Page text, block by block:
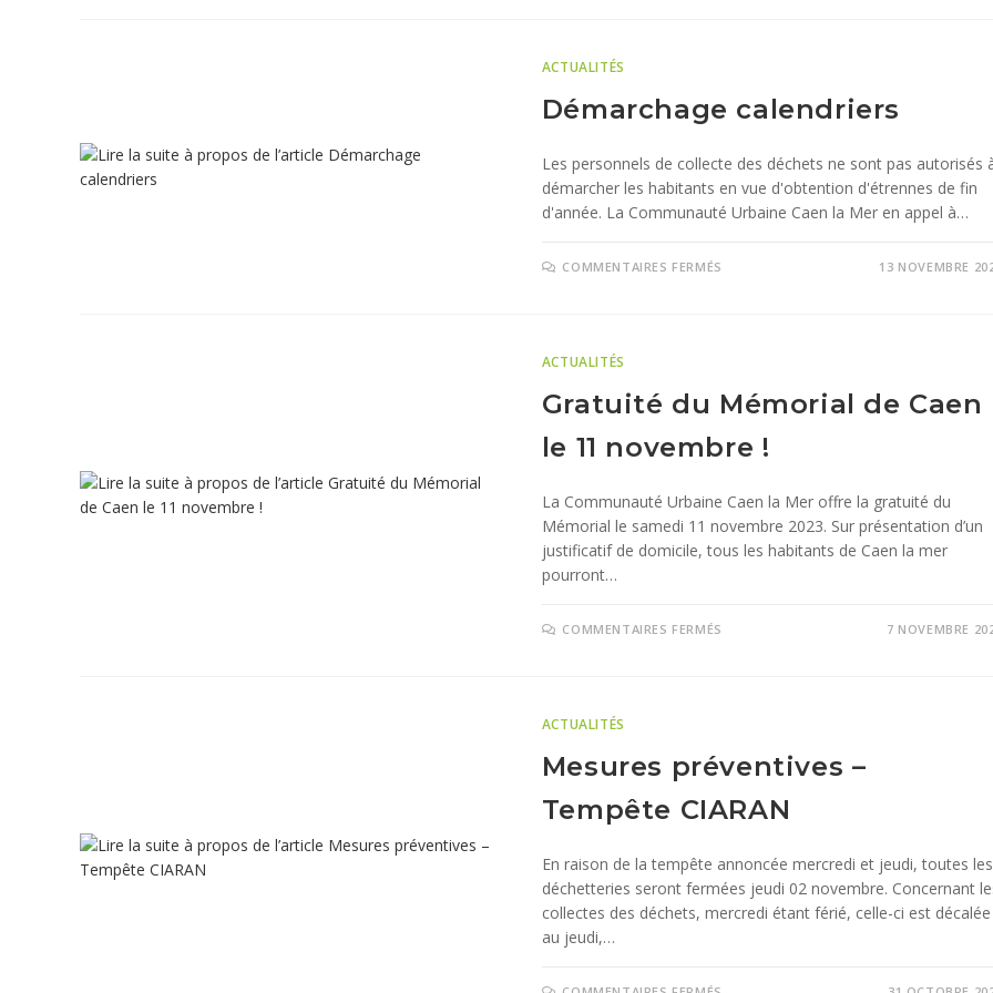
ACTUALITÉS
Démarchage calendriers
Les personnels de collecte des déchets ne sont pas autorisés
démarcher les habitants en vue d'obtention d'étrennes de fin
d'année. La Communauté Urbaine Caen la Mer en appel à…
COMMENTAIRES FERMÉS 13 NOVEMBRE
ACTUALITÉS
Gratuité du Mémorial de Caen
le 11 novembre !
La Communauté Urbaine Caen la Mer offre la gratuité du
Mémorial le samedi 11 novembre 2023. Sur présentation d’un
justificatif de domicile, tous les habitants de Caen la mer
pourront…
COMMENTAIRES FERMÉS 7 NOVEMBRE
ACTUALITÉS
Mesures préventives –
Tempête CIARAN
En raison de la tempête annoncée mercredi et jeudi, toutes les
déchetteries seront fermées jeudi 02 novembre. Concernant
collectes des déchets, mercredi étant férié, celle-ci est décalée
au jeudi,…